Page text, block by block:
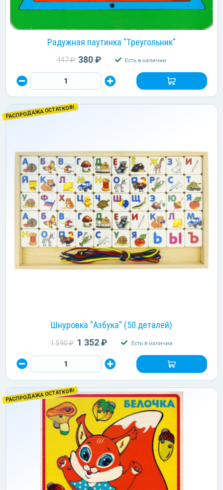
Радужная паутинка "Треугольник"
447 ₽ 380 ₽ Есть в наличии
РАСПРОДАЖА ОСТАТКОВ!
Шнуровка "Азбука" (50 деталей)
1 590 ₽ 1 352 ₽ Есть в наличии
РАСПРОДАЖА ОСТАТКОВ!